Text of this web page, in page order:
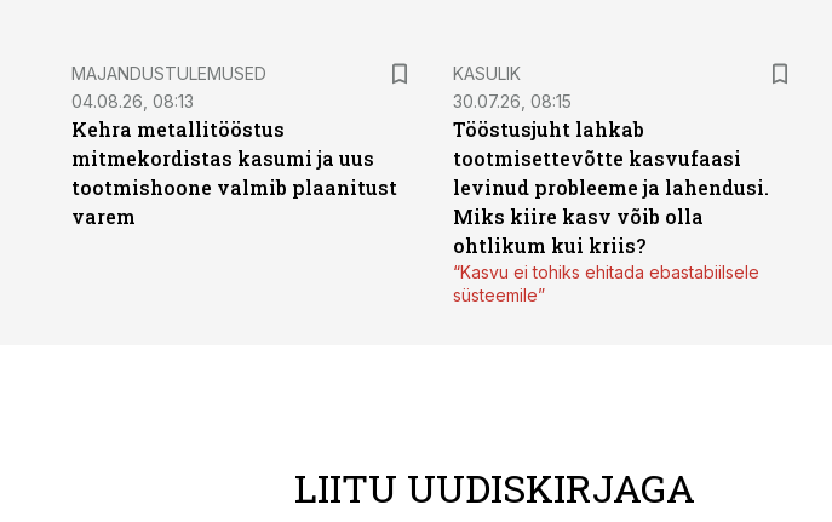
MAJANDUSTULEMUSED
04.08.26, 08:13
Kehra metallitööstus
mitmekordistas kasumi ja uus
tootmishoone valmib plaanitust
varem
KASULIK
30.07.26, 08:15
Tööstusjuht lahkab
tootmisettevõtte kasvufaasi
levinud probleeme ja lahendusi.
Miks kiire kasv võib olla
ohtlikum kui kriis?
“Kasvu ei tohiks ehitada ebastabiilsele
süsteemile”
LIITU UUDISKIRJAGA